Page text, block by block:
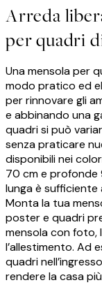
Arreda
per quadri
Una mensola per
modo pratico ed
per rinnovare gli
e abbinando una
quadri si può
senza praticare
disponibili nei
70 cm e profonde
lunga è sufficiente
Monta la tua
poster e quadri
mensola con foto,
l’allestimento. Ad
quadri
rendere la casa